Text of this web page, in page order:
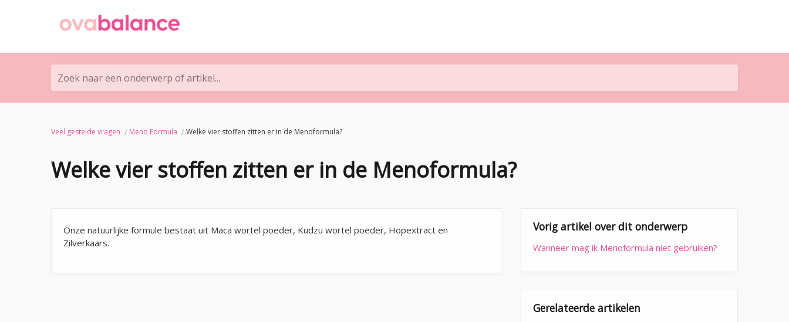
Zoek naar een onderwerp of artikel...
Veel gestelde vragen Meno Formula Welke vier stoffen zitten er in de Menoformula?
Welke vier stoffen zitten er in de Menoformula?
Onze natuurlijke formule bestaat uit Maca wortel poeder, Kudzu wortel poeder, Hopextract en
Zilverkaars.
Vorig artikel over dit onderwerp
Wanneer mag ik Menoformula niet gebruiken?
Gerelateerde artikelen